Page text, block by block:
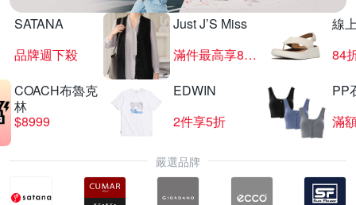
滿1件折$200
SATANA
品牌週下殺
Just J’S Miss
滿件最高享85折
線
84
COACH布魯克
林
$8999
EDWIN
2件享5折
PP
滿
嚴選品牌